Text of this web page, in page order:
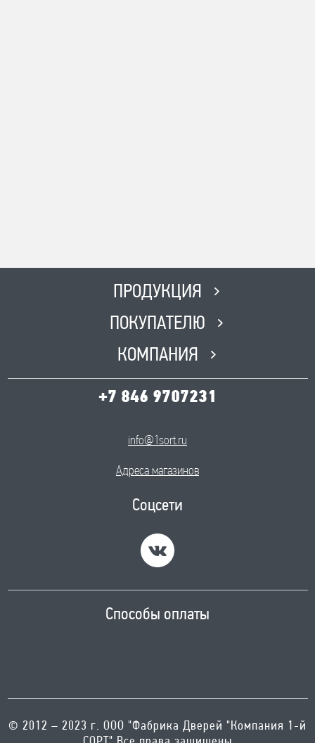
ПРОДУКЦИЯ
ПОКУПАТЕЛЮ
КОМПАНИЯ
+7 846 9707231
info@1sort.ru
Адреса магазинов
Соцсети
Способы оплаты
© 2012 – 2023 г. ООО "Фабрика Дверей "Компания 1-й